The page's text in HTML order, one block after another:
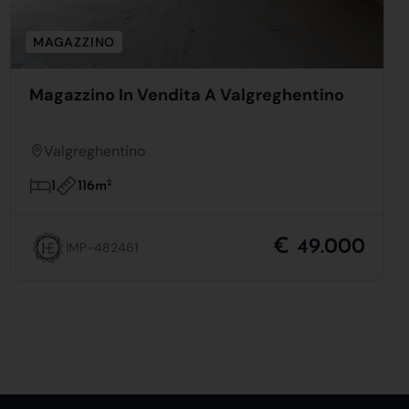
MAGAZZINO
Magazzino In Vendita A Valgreghentino
Valgreghentino
1 116m2
IMP-482461 € 49.000